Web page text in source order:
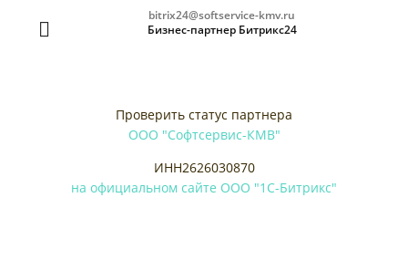
bitrix24@softservice-kmv.ru
Бизнес-партнер Битрикс24
Проверить статус партнера
ООО "Софтсервис-КМВ"
ИНН2626030870
на официальном сайте ООО "1С-Битрикс"